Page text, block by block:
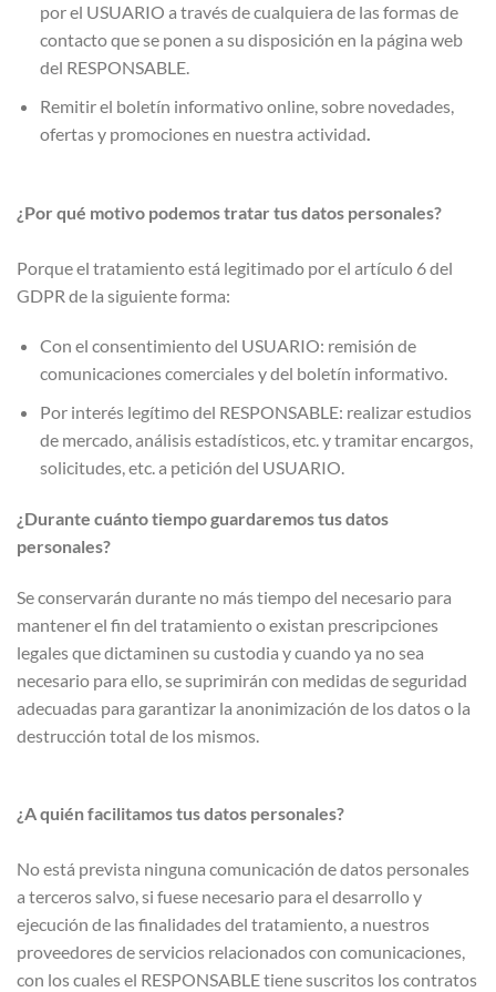
por el USUARIO a través de cualquiera de las formas de
contacto que se ponen a su disposición en la página web
del RESPONSABLE.
Remitir el boletín informativo online, sobre novedades,
ofertas y promociones en nuestra actividad
¿Por qué motivo podemos tratar tus datos personales?
Porque el tratamiento está legitimado por el artículo 6 del
GDPR de la siguiente forma:
Con el consentimiento del USUARIO: remisión de
comunicaciones comerciales y del boletín informativo.
Por interés legítimo del RESPONSABLE: realizar estudios
de mercado, análisis estadísticos, etc. y tramitar encargos,
solicitudes, etc. a petición del USUARIO.
¿Durante cuánto tiempo guardaremos tus datos
personales?
Se conservarán durante no más tiempo del necesario para
mantener el fin del tratamiento o existan prescripciones
legales que dictaminen su custodia y cuando ya no sea
necesario para ello, se suprimirán con medidas de seguridad
adecuadas para garantizar la anonimización de los datos o la
destrucción total de los mismos.
¿A quién facilitamos tus datos personales?
No está prevista ninguna comunicación de datos personales
a terceros salvo, si fuese necesario para el desarrollo y
ejecución de las finalidades del tratamiento, a nuestros
proveedores de servicios relacionados con comunicaciones,
con los cuales el RESPONSABLE tiene suscritos los contratos